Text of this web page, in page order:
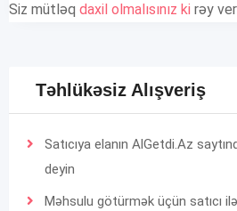
Siz mütləq daxil olmalısınız ki rəy
Təhlükəsiz Alışveriş
Satıcıya elanın AlGetdi.Az
deyin
Məhsulu götürmək üçün satıcı